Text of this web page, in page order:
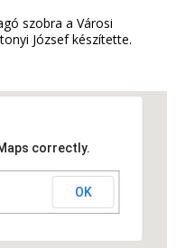
szobra a Városi
József készítette.
correctly.
OK